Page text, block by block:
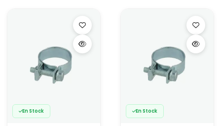
En Stock En Stock